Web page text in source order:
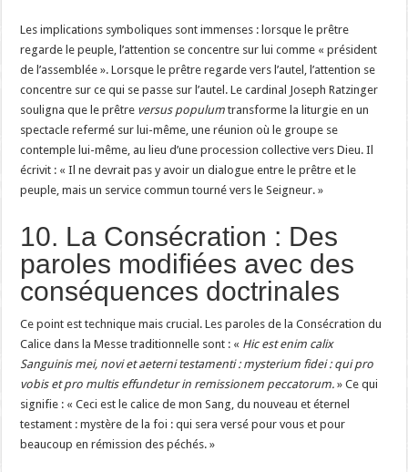
Les implications symboliques sont immenses : lorsque le prêtre
regarde le peuple, l’attention se concentre sur lui comme « président
de l’assemblée ». Lorsque le prêtre regarde vers l’autel, l’attention se
concentre sur ce qui se passe sur l’autel. Le cardinal Joseph Ratzinger
souligna que le prêtre versus populum transforme la liturgie en un
spectacle refermé sur lui-même, une réunion où le groupe se
contemple lui-même, au lieu d’une procession collective vers Dieu. Il
écrivit : « Il ne devrait pas y avoir un dialogue entre le prêtre et le
peuple, mais un service commun tourné vers le Seigneur. »
10. La Consécration : Des
paroles modifiées avec des
conséquences doctrinales
Ce point est technique mais crucial. Les paroles de la Consécration du
Calice dans la Messe traditionnelle sont : « Hic est enim calix
Sanguinis mei, novi et aeterni testamenti : mysterium fidei : qui pro
vobis et pro multis effundetur in remissionem peccatorum. » Ce qui
signifie : « Ceci est le calice de mon Sang, du nouveau et éternel
testament : mystère de la foi : qui sera versé pour vous et pour
beaucoup en rémission des péchés. »